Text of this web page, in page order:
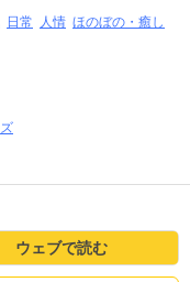
日常 人情 ほのぼの・癒し
ウェブで読む